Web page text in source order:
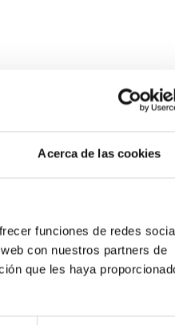
Acerca de las cookies
funciones de redes
con nuestros partners de
que les haya